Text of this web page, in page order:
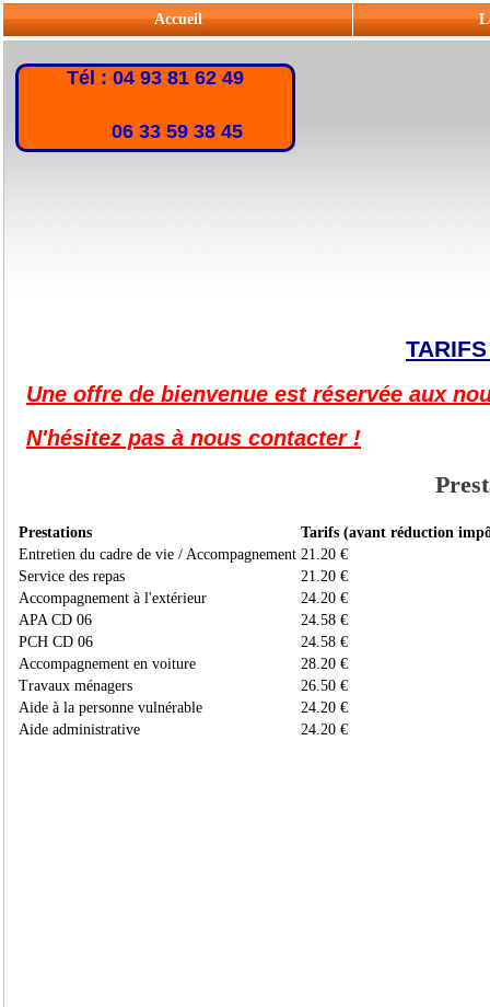
Accueil
Tél : 04 93 81 62 49
06 33 59 38 45
Une offre de bienvenue est réservée aux
N'hésitez pas à nous contacter !
Prestations
Tarifs (avant réduction
Entretien du cadre de vie / Accompagnement 21.20 €
Service des repas
21.20 €
Accompagnement à l'extérieur
24.20 €
APA CD 06
24.58 €
PCH CD 06
24.58 €
Accompagnement en voiture
28.20 €
Travaux ménagers
26.50 €
Aide à la personne vulnérable
24.20 €
Aide administrative
24.20 €